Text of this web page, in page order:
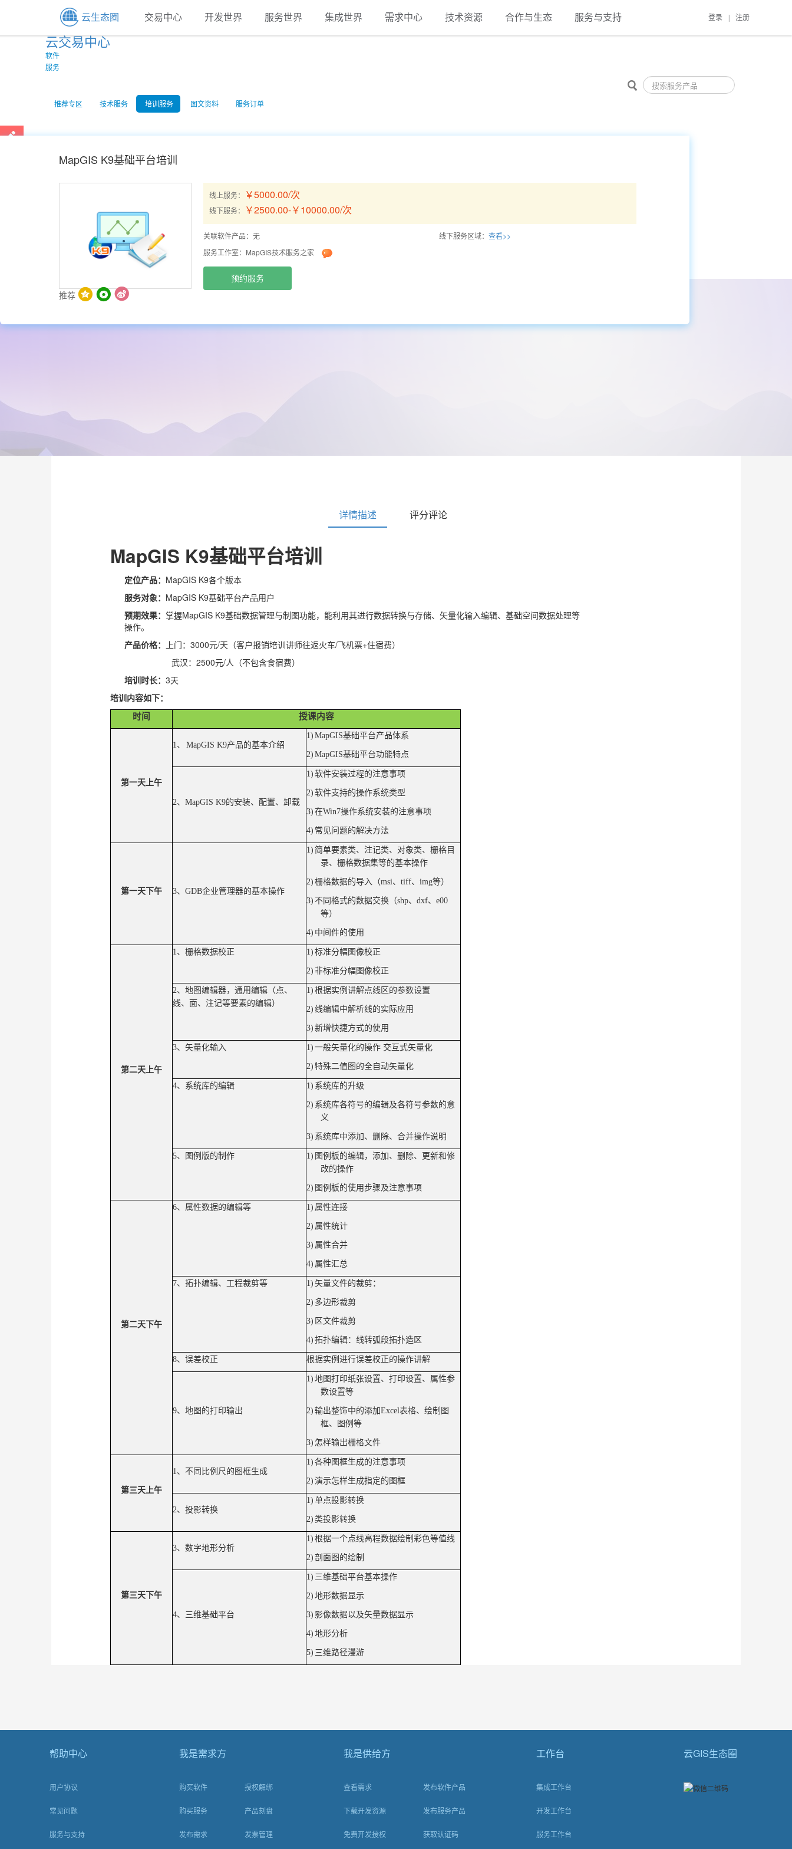
云生态圈 交易中心 开发世界 服务世界 集成世界 需求中心 技术资源 合作与生态 服务与支持 登录 注册
云交易中心
软件
服务
推荐专区 技术服务 培训服务 图文资料 服务订单
培训服务 >MapGIS K9基础平台培训
MapGIS K9基础平台培训
线上服务： ￥5000.00/次
线下服务： ￥2500.00-￥10000.00/次
关联软件产品：无 线下服务区域： 查看>>
服务工作室： MapGIS技术服务之家
预约服务
推荐
详情描述 评分评论
MapGIS K9基础平台培训
定位产品： MapGIS K9各个版本
服务对象： MapGIS K9基础平台产品用户
预期效果： 掌握MapGIS K9基础数据管理与制图功能，能利用其进行数据转换与存储、矢量化输入编辑、基础空间数据处理等
操作。
产品价格：
上门：3000元/天（客户报销培训讲师往返火车/飞机票+住宿费）
武汉：2500元/人（不包含食宿费）
培训时长： 3天
培训内容如下：
时间 授课内容
第一天上午
1、 MapGIS K9产品的基本介绍
1) MapGIS基础平台产品体系
2) MapGIS基础平台功能特点
2、 MapGIS K9的安装、配置、卸载
1) 软件安装过程的注意事项
2) 软件支持的操作系统类型
3) 在Win7操作系统安装的注意事项
4) 常见问题的解决方法
第一天下午 3、 GDB企业管理器的基本操作
1) 简单要素类、注记类、对象类、栅格目
录、栅格数据集等的基本操作
2) 栅格数据的导入（msi、 tiff、 img等）
3) 不同格式的数据交换（shp、 dxf、 e00
等）
4) 中间件的使用
第二天上午
1、栅格数据校正 1) 标准分幅图像校正
2) 非标准分幅图像校正
2、地图编辑器，通用编辑（点、
线、面、注记等要素的编辑）
1) 根据实例讲解点线区的参数设置
2) 线编辑中解析线的实际应用
3) 新增快捷方式的使用
3、矢量化输入 1) 一般矢量化的操作 交互式矢量化
2) 特殊二值图的全自动矢量化
4、系统库的编辑 1) 系统库的升级
2) 系统库各符号的编辑及各符号参数的意
义
3) 系统库中添加、删除、合并操作说明
5、图例版的制作 1) 图例板的编辑，添加、删除、更新和修
改的操作
2) 图例板的使用步骤及注意事项
第二天下午
6、属性数据的编辑等 1) 属性连接
2) 属性统计
3) 属性合并
4) 属性汇总
7、拓扑编辑、工程裁剪等 1) 矢量文件的裁剪：
2) 多边形裁剪
3) 区文件裁剪
4) 拓扑编辑：线转弧段拓扑造区
8、误差校正 根据实例进行误差校正的操作讲解
9、地图的打印输出
1) 地图打印纸张设置、打印设置、属性参
数设置等
2) 输出整饰中的添加Excel表格、绘制图
框、图例等
3) 怎样输出栅格文件
第三天上午
1、不同比例尺的图框生成
1) 各种图框生成的注意事项
2) 演示怎样生成指定的图框
2、投影转换
1) 单点投影转换
2) 类投影转换
第三天下午
3、数字地形分析
1) 根据一个点线高程数据绘制彩色等值线
2) 剖面图的绘制
4、三维基础平台
1) 三维基础平台基本操作
2) 地形数据显示
3) 影像数据以及矢量数据显示
4) 地形分析
5) 三维路径漫游
帮助中心
用户协议
常见问题
服务与支持
我是需求方
购买软件
购买服务
发布需求
授权解绑
产品刻盘
发票管理
我是供给方
查看需求
下载开发资源
免费开发授权
发布软件产品
发布服务产品
获取认证码
工作台
集成工作台
开发工作台
服务工作台
云GIS生态圈